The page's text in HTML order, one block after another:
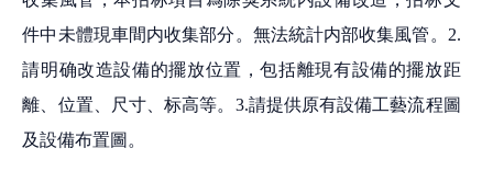
件中未體現車間内收集部分。無法統計内部收集風管。2.
請明确改造設備的擺放位置，包括離現有設備的擺放距
離、位置、尺寸、标高等。3.請提供原有設備工藝流程圖
及設備布置圖。